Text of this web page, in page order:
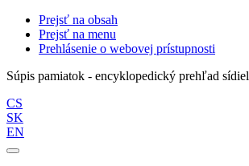
Prejsť na obsah
Prejsť na menu
Prehlásenie o webovej prístupnosti
Súpis pamiatok - encyklopedický prehľad sídiel
CS
SK
EN